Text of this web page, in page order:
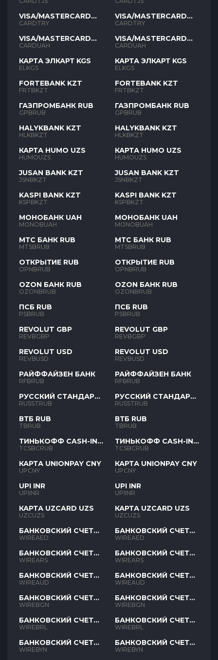
VISA/MASTERCARD
TYR
CARDTRY
VISA/MASTERCARD
UAH
CARDUAH
КАРТА ЭЛКАРТ KGS
ELKGS
FORTEBANK KZT
FRTBKZT
ГАЗПРОМБАНК RUB
GPBRUB
HALYKBANK KZT
HLKBKZT
КАРТА HUMO UZS
HUMOUZS
JUSAN BANK KZT
JSNBKZT
KASPI BANK KZT
KSPBKZT
МОНОБАНК UAH
MONOBUAH
МТС БАНК RUB
MTSBRUB
ОТКРЫТИЕ RUB
OPNBRUB
OZON БАНК RUB
OZONBRUB
ПСБ RUB
PSBRUB
REVOLUT GBP
REVBGBP
REVOLUT USD
REVBUSD
РАЙФФАЙЗЕН БАНК
RFBRUB
РУССКИЙ СТАНДАРТ
RUB
RUSSTRUB
ВТБ RUB
TBRUB
ТИНЬКОФФ CASH-IN
RUB
TCSBCRUB
КАРТА UNIONPAY CNY
UPCNY
UPI INR
UPIINR
КАРТА UZCARD UZS
UZCUZS
БАНКОВСКИЙ СЧЕТ
AED
WIREAED
БАНКОВСКИЙ СЧЕТ
ARS
WIREARS
БАНКОВСКИЙ СЧЕТ
AUD
WIREAUD
БАНКОВСКИЙ СЧЕТ
BGN
WIREBGN
БАНКОВСКИЙ СЧЕТ
BRL
WIREBRL
БАНКОВСКИЙ СЧЕТ
BYN
WIREBYN
VISA/MASTERCARD
TYR
CARDTRY
VISA/MASTERCARD
UAH
CARDUAH
КАРТА ЭЛКАРТ KGS
ELKGS
FORTEBANK KZT
FRTBKZT
ГАЗПРОМБАНК RUB
GPBRUB
HALYKBANK KZT
HLKBKZT
КАРТА HUMO UZS
HUMOUZS
JUSAN BANK KZT
JSNBKZT
KASPI BANK KZT
KSPBKZT
МОНОБАНК UAH
MONOBUAH
МТС БАНК RUB
MTSBRUB
ОТКРЫТИЕ RUB
OPNBRUB
OZON БАНК RUB
OZONBRUB
ПСБ RUB
PSBRUB
REVOLUT GBP
REVBGBP
REVOLUT USD
REVBUSD
РАЙФФАЙЗЕН БАНК
RFBRUB
РУССКИЙ СТАНДАРТ
RUB
RUSSTRUB
ВТБ RUB
TBRUB
ТИНЬКОФФ CASH-IN
RUB
TCSBCRUB
КАРТА UNIONPAY CNY
UPCNY
UPI INR
UPIINR
КАРТА UZCARD UZS
UZCUZS
БАНКОВСКИЙ СЧЕТ
AED
WIREAED
БАНКОВСКИЙ СЧЕТ
ARS
WIREARS
БАНКОВСКИЙ СЧЕТ
AUD
WIREAUD
БАНКОВСКИЙ СЧЕТ
BGN
WIREBGN
БАНКОВСКИЙ СЧЕТ
BRL
WIREBRL
БАНКОВСКИЙ СЧЕТ
BYN
WIREBYN